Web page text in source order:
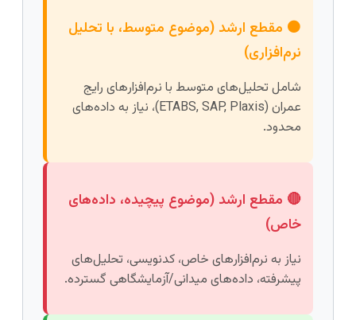
🟠 مقطع ارشد (موضوع متوسط، با تحلیل
نرم‌افزاری)
شامل تحلیل‌های متوسط با نرم‌افزارهای رایج
عمران (ETABS, SAP, Plaxis)، نیاز به داده‌های
محدود.
🔴 مقطع ارشد (موضوع پیچیده، داده‌های
خاص)
نیاز به نرم‌افزارهای خاص، کدنویسی، تحلیل‌های
پیشرفته، داده‌های میدانی/آزمایشگاهی گسترده.